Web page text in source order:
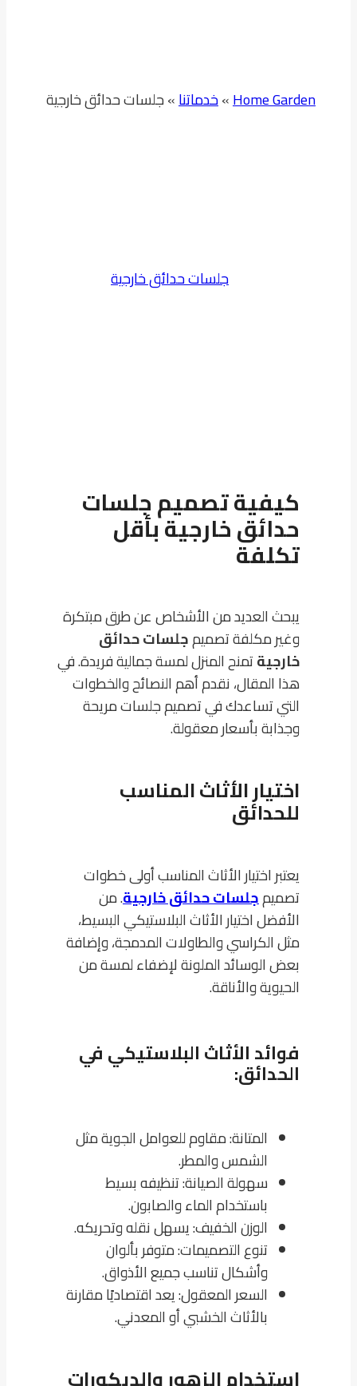
Home Garden
»خدماتنا»جلسات حدائق خارجية
جلسات حدائق خارجية
كيفية تصميم جلسات
حدائق خارجية بأقل
تكلفة
يبحث العديد من الأشخاص عن طرق مبتكرة
وغير مكلفة تصميمجلسات حدائق
خارجيةتمنح المنزل لمسة جمالية فريدة. في
هذا المقال، نقدم أهم النصائح والخطوات
التي تساعدك في تصميم جلسات مريحة
وجذابة بأسعار معقولة.
اختيار الأثاث المناسب
للحدائق
يعتبر اختيار الأثاث المناسب أولى خطوات
تصميمجلسات حدائق خارجية. من
الأفضل اختيار الأثاث البلاستيكي البسيط،
مثل الكراسي والطاولات المدمجة، وإضافة
بعض الوسائد الملونة لإضفاء لمسة من
الحيوية والأناقة.
فوائد الأثاث البلاستيكي في
الحدائق:
المتانة: مقاوم للعوامل الجوية مثل
الشمس والمطر.
سهولة الصيانة: تنظيفه بسيط
باستخدام الماء والصابون.
الوزن الخفيف: يسهل نقله وتحريكه.
تنوع التصميمات: متوفر بألوان
وأشكال تناسب جميع الأذواق.
السعر المعقول: يعد اقتصاديًا مقارنة
بالأثاث الخشبي أو المعدني.